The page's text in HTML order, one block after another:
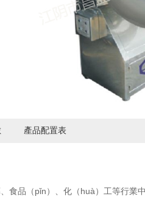
產品配置表
食品（pǐn）、化（huà）工等行業